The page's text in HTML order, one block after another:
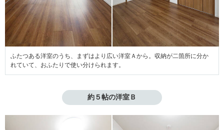
ふたつある洋室のうち、まずはより広い洋室Ａから。収納が二箇所に分か
れていて、おふたりで使い分けられます。
約５帖の洋室Ｂ